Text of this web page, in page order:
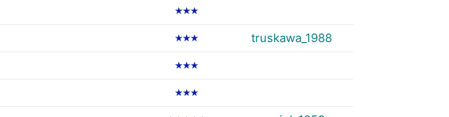
★★★
★★★ truskawa_1988
★★★
★★★